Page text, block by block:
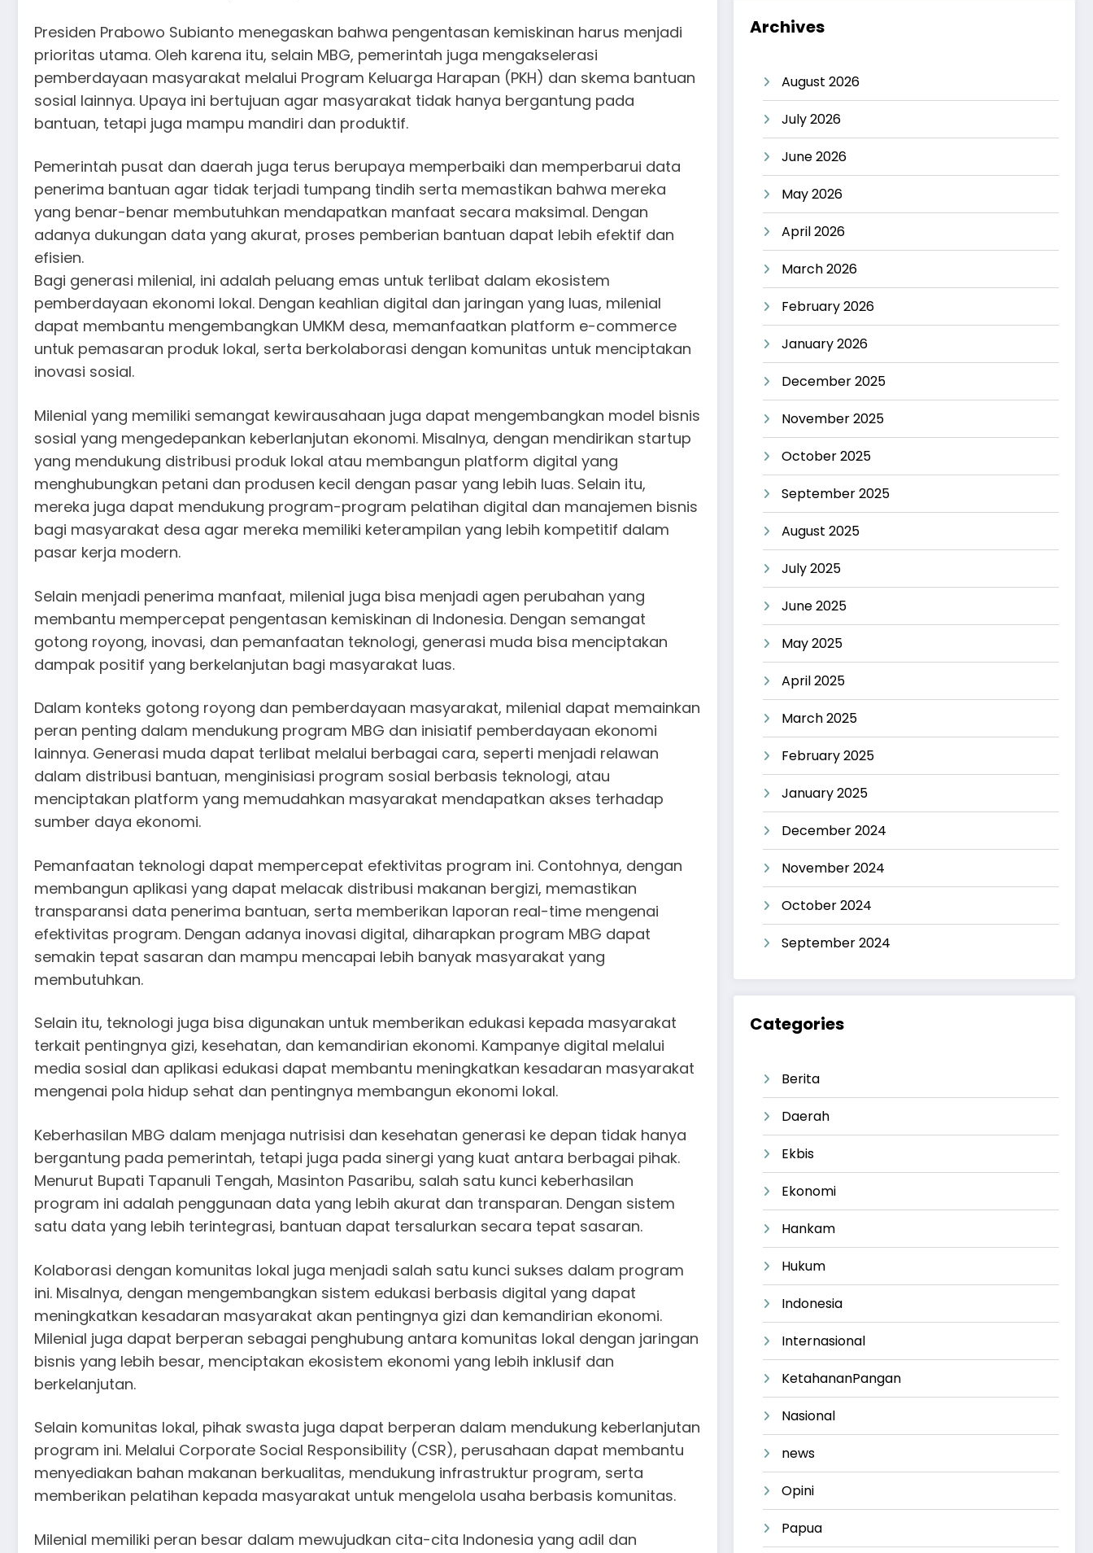
Presiden Prabowo Subianto menegaskan bahwa pengentasan kemiskinan harus menjadi
prioritas utama. Oleh karena itu, selain MBG, pemerintah juga mengakselerasi
pemberdayaan masyarakat melalui Program Keluarga Harapan (PKH) dan skema bantuan
sosial lainnya. Upaya ini bertujuan agar masyarakat tidak hanya bergantung pada
bantuan, tetapi juga mampu mandiri dan produktif.
Pemerintah pusat dan daerah juga terus berupaya memperbaiki dan memperbarui data
penerima bantuan agar tidak terjadi tumpang tindih serta memastikan bahwa mereka
yang benar-benar membutuhkan mendapatkan manfaat secara maksimal. Dengan
adanya dukungan data yang akurat, proses pemberian bantuan dapat lebih efektif dan
efisien.
Bagi generasi milenial, ini adalah peluang emas untuk terlibat dalam ekosistem
pemberdayaan ekonomi lokal. Dengan keahlian digital dan jaringan yang luas, milenial
dapat membantu mengembangkan UMKM desa, memanfaatkan platform e-commerce
untuk pemasaran produk lokal, serta berkolaborasi dengan komunitas untuk menciptakan
inovasi sosial.
Milenial yang memiliki semangat kewirausahaan juga dapat mengembangkan model bisnis
sosial yang mengedepankan keberlanjutan ekonomi. Misalnya, dengan mendirikan startup
yang mendukung distribusi produk lokal atau membangun platform digital yang
menghubungkan petani dan produsen kecil dengan pasar yang lebih luas. Selain itu,
mereka juga dapat mendukung program-program pelatihan digital dan manajemen bisnis
bagi masyarakat desa agar mereka memiliki keterampilan yang lebih kompetitif dalam
pasar kerja modern.
Selain menjadi penerima manfaat, milenial juga bisa menjadi agen perubahan yang
membantu mempercepat pengentasan kemiskinan di Indonesia. Dengan semangat
gotong royong, inovasi, dan pemanfaatan teknologi, generasi muda bisa menciptakan
dampak positif yang berkelanjutan bagi masyarakat luas.
Dalam konteks gotong royong dan pemberdayaan masyarakat, milenial dapat memainkan
peran penting dalam mendukung program MBG dan inisiatif pemberdayaan ekonomi
lainnya. Generasi muda dapat terlibat melalui berbagai cara, seperti menjadi relawan
dalam distribusi bantuan, menginisiasi program sosial berbasis teknologi, atau
menciptakan platform yang memudahkan masyarakat mendapatkan akses terhadap
sumber daya ekonomi.
Pemanfaatan teknologi dapat mempercepat efektivitas program ini. Contohnya, dengan
membangun aplikasi yang dapat melacak distribusi makanan bergizi, memastikan
transparansi data penerima bantuan, serta memberikan laporan real-time mengenai
efektivitas program. Dengan adanya inovasi digital, diharapkan program MBG dapat
semakin tepat sasaran dan mampu mencapai lebih banyak masyarakat yang
membutuhkan.
Selain itu, teknologi juga bisa digunakan untuk memberikan edukasi kepada masyarakat
terkait pentingnya gizi, kesehatan, dan kemandirian ekonomi. Kampanye digital melalui
media sosial dan aplikasi edukasi dapat membantu meningkatkan kesadaran masyarakat
mengenai pola hidup sehat dan pentingnya membangun ekonomi lokal.
Keberhasilan MBG dalam menjaga nutrisisi dan kesehatan generasi ke depan tidak hanya
bergantung pada pemerintah, tetapi juga pada sinergi yang kuat antara berbagai pihak.
Menurut Bupati Tapanuli Tengah, Masinton Pasaribu, salah satu kunci keberhasilan
program ini adalah penggunaan data yang lebih akurat dan transparan. Dengan sistem
satu data yang lebih terintegrasi, bantuan dapat tersalurkan secara tepat sasaran.
Kolaborasi dengan komunitas lokal juga menjadi salah satu kunci sukses dalam program
ini. Misalnya, dengan mengembangkan sistem edukasi berbasis digital yang dapat
meningkatkan kesadaran masyarakat akan pentingnya gizi dan kemandirian ekonomi.
Milenial juga dapat berperan sebagai penghubung antara komunitas lokal dengan jaringan
bisnis yang lebih besar, menciptakan ekosistem ekonomi yang lebih inklusif dan
berkelanjutan.
Selain komunitas lokal, pihak swasta juga dapat berperan dalam mendukung keberlanjutan
program ini. Melalui Corporate Social Responsibility (CSR), perusahaan dapat membantu
menyediakan bahan makanan berkualitas, mendukung infrastruktur program, serta
memberikan pelatihan kepada masyarakat untuk mengelola usaha berbasis komunitas.
Milenial memiliki peran besar dalam mewujudkan cita-cita Indonesia yang adil dan
Archives
August 2026
July 2026
June 2026
May 2026
April 2026
March 2026
February 2026
January 2026
December 2025
November 2025
October 2025
September 2025
August 2025
July 2025
June 2025
May 2025
April 2025
March 2025
February 2025
January 2025
December 2024
November 2024
October 2024
September 2024
Categories
Berita
Daerah
Ekbis
Ekonomi
Hankam
Hukum
Indonesia
Internasional
KetahananPangan
Nasional
news
Opini
Papua